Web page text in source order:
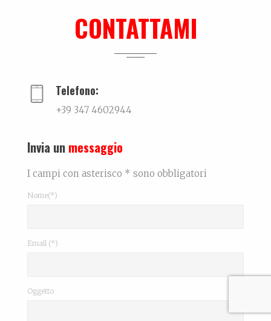
La biografia di Leonardo Bonfanti La persona...
CONTATTAMI
Telefono:
+39 347 4602944
Invia un messaggio
I campi con asterisco * sono obbligatori
Nome(*)
Email (*)
Oggetto